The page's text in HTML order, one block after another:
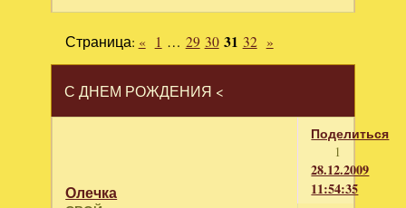
С ДНЕМ РОЖДЕНИЯ <
Страница: « 1 … 29 30 31 32 »
Поделиться
1
28.12.2009
11:54:35
Олечка